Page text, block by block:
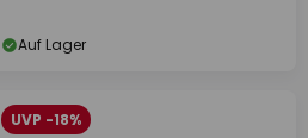
Auf Lager
UVP -18%